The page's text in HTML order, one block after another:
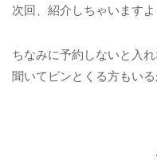
次回、紹介しちゃいますよ
ちなみに予約しないと入
聞いてピンとくる方もいる